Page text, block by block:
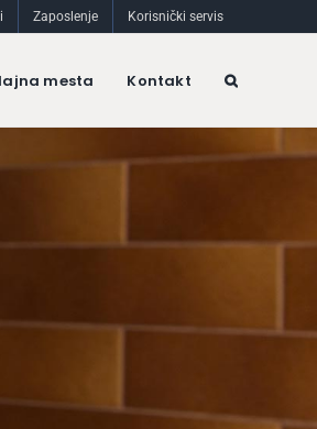
Zaposlenje Korisnički servis
mesta Kontakt